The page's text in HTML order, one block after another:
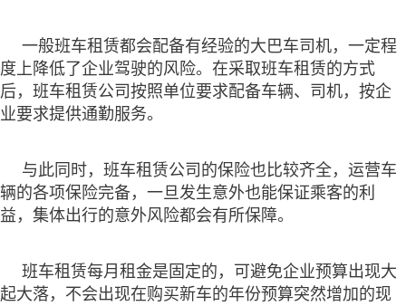
一般班车租赁都会配备有经验的大巴车司机，一定程
度上降低了企业驾驶的风险。在采取班车租赁的方式
后，班车租赁公司按照单位要求配备车辆、司机，按企
业要求提供通勤服务。
与此同时，班车租赁公司的保险也比较齐全，运营车
辆的各项保险完备，一旦发生意外也能保证乘客的利
益，集体出行的意外风险都会有所保障。
班车租赁每月租金是固定的，可避免企业预算出现大
起大落，不会出现在购买新车的年份预算突然增加的现